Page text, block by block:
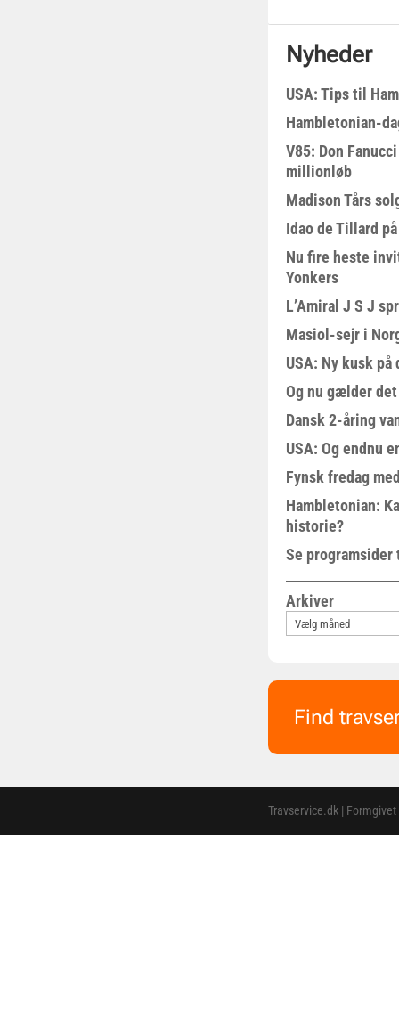
Nyheder
USA: Tips til
Hambletonian-
V85: Don
millionløb
Madison Tårs
Idao de Tillard
Nu fire heste
Yonkers
L’Amiral J S J
Masiol-sejr i
USA: Ny kusk på
Og nu gælder
Dansk 2-åring
USA: Og endnu
Fynsk fredag
Hambletonian:
historie?
Se
Arkiver
Find
Travservice.dk |